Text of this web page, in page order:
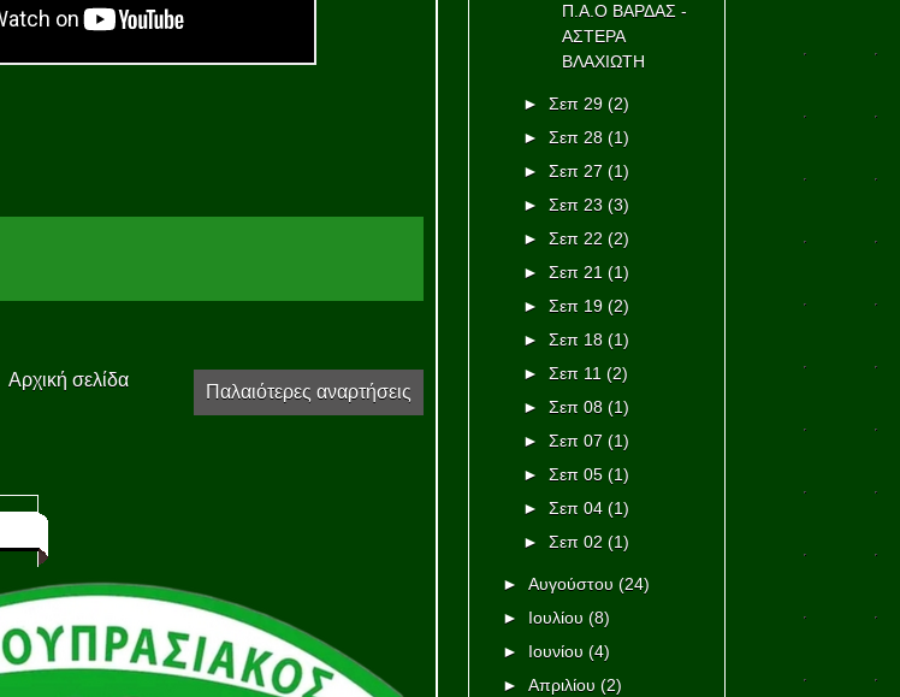
Παλαιότερες αναρτήσεις
Αρχική σελίδα
Π.Α.Ο ΒΑΡΔΑΣ -
ΑΣΤΕΡΑ
ΒΛΑΧΙΩΤΗ
►Σεπ 29 (2)
►Σεπ 28 (1)
►Σεπ 27 (1)
►Σεπ 23 (3)
►Σεπ 22 (2)
►Σεπ 21 (1)
►Σεπ 19 (2)
►Σεπ 18 (1)
►Σεπ 11 (2)
►Σεπ 08 (1)
►Σεπ 07 (1)
►Σεπ 05 (1)
►Σεπ 04 (1)
►Σεπ 02 (1)
►Αυγούστου (24)
► Ιουλίου (8)
► Ιουνίου (4)
►Απριλίου (2)